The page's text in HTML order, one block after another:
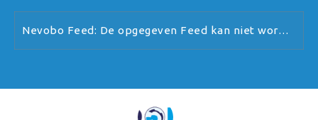
Nevobo Feed: De opgegeven Feed kan niet worden verwerkt.